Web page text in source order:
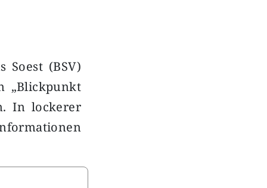
Soest (BSV)
„Blickpunkt
In lockerer